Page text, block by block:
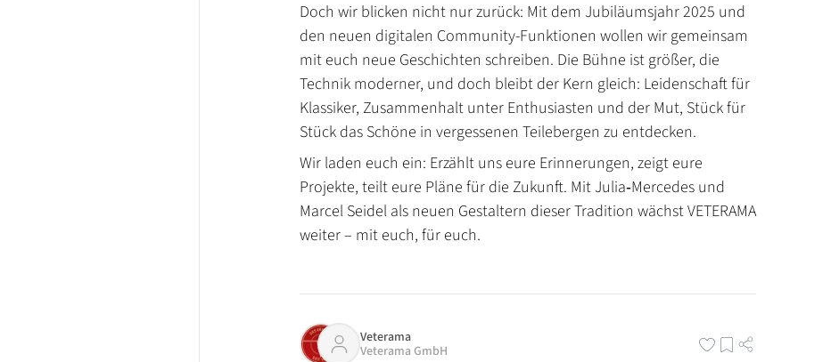
Doch wir blicken nicht nur zurück: Mit dem Jubiläumsjahr 2025 und
den neuen digitalen Community-Funktionen wollen wir gemeinsam
mit euch neue Geschichten schreiben. Die Bühne ist größer, die
Technik moderner, und doch bleibt der Kern gleich: Leidenschaft für
Klassiker, Zusammenhalt unter Enthusiasten und der Mut, Stück für
Stück das Schöne in vergessenen Teilebergen zu entdecken.
Wir laden euch ein: Erzählt uns eure Erinnerungen, zeigt eure
Projekte, teilt eure Pläne für die Zukunft. Mit Julia‑Mercedes und
Marcel Seidel als neuen Gestaltern dieser Tradition wächst VETERAMA
weiter – mit euch, für euch.
Veterama
Veterama GmbH